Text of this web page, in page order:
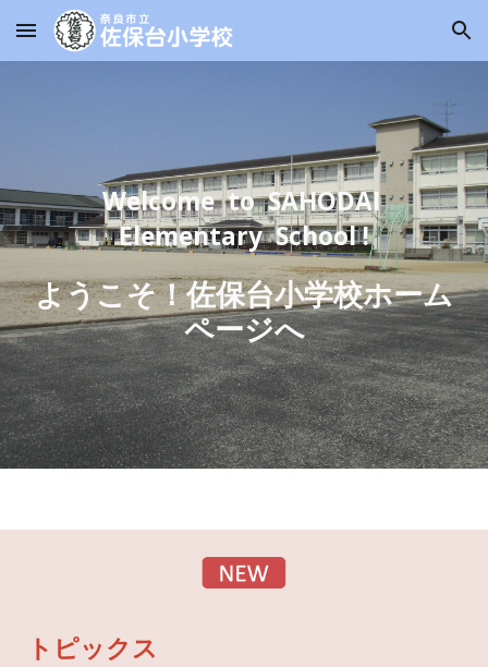
Skip to main content Skip to navigation
Welcome to SAHODAI
Elementary School !
ようこそ！佐保台小学校ホーム
ページへ
トピックス